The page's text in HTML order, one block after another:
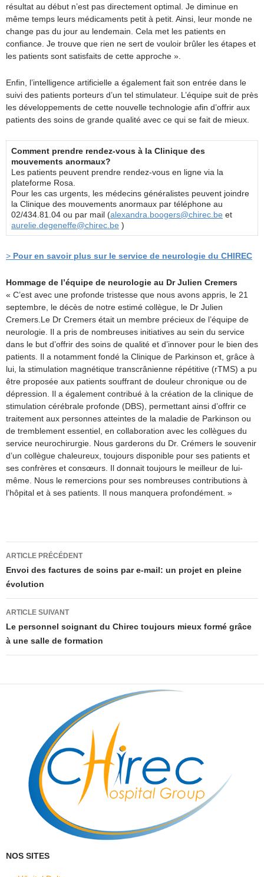
résultat au début n’est pas directement optimal. Je diminue en
même temps leurs médicaments petit à petit. Ainsi, leur monde ne
change pas du jour au lendemain. Cela met les patients en
confiance. Je trouve que rien ne sert de vouloir brûler les étapes et
les patients sont satisfaits de cette approche ».
Enfin, l’intelligence artificielle a également fait son entrée dans le
suivi des patients porteurs d’un tel stimulateur. L’équipe suit de près
les développements de cette nouvelle technologie afin d’offrir aux
patients des soins de grande qualité avec ce qui se fait de mieux.
Comment prendre rendez-vous à la Clinique des
mouvements anormaux?
Les patients peuvent prendre rendez-vous en ligne via la
plateforme Rosa.
Pour les cas urgents, les médecins généralistes peuvent joindre
la Clinique des mouvements anormaux par téléphone au
02/434.81.04 ou par mail (alexandra.boogers@chirec.be et
aurelie.degeneffe@chirec.be )
> Pour en savoir plus sur le service de neurologie du CHIREC
Hommage de l’équipe de neurologie au Dr Julien Cremers
« C’est avec une profonde tristesse que nous avons appris, le 21
septembre, le décès de notre estimé collègue, le Dr Julien
Cremers.Le Dr Cremers était un membre précieux de l’équipe de
neurologie. Il a pris de nombreuses initiatives au sein du service
dans le but d’offrir des soins de qualité et d’innover pour le bien des
patients. Il a notamment fondé la Clinique de Parkinson et, grâce à
lui, la stimulation magnétique transcrânienne répétitive (rTMS) a pu
être proposée aux patients souffrant de douleur chronique ou de
dépression. Il a également contribué à la création de la clinique de
stimulation cérébrale profonde (DBS), permettant ainsi d’offrir ce
traitement aux personnes atteintes de la maladie de Parkinson ou
de tremblement essentiel, en collaboration avec les collègues du
service neurochirurgie. Nous garderons du Dr. Crémers le souvenir
d’un collègue chaleureux, toujours disponible pour ses patients et
ses confrères et consœurs. Il donnait toujours le meilleur de lui-
même. Nous le remercions pour ses nombreuses contributions à
l’hôpital et à ses patients. Il nous manquera profondément. »
Navigation
des
articles
ARTICLE PRÉCÉDENT
Envoi des factures de soins par e-mail: un projet en pleine
évolution
ARTICLE SUIVANT
Le personnel soignant du Chirec toujours mieux formé grâce
à une salle de formation
NOS SITES